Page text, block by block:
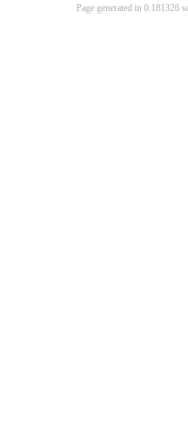
Page generated in 0.181326